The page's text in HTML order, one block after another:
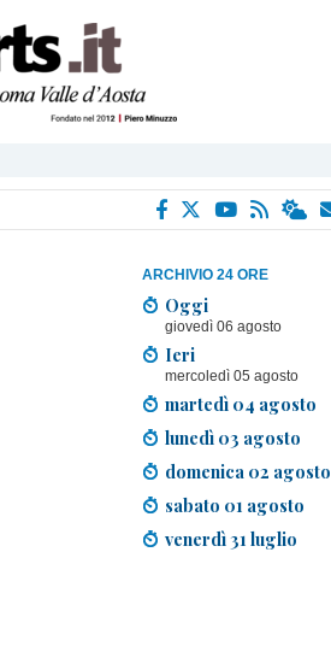
ARCHIVIO 24 ORE
Oggi
giovedì 06 agosto
Ieri
mercoledì 05 agosto
martedì 04 agosto
lunedì 03 agosto
domenica 02 agosto
sabato 01 agosto
venerdì 31 luglio